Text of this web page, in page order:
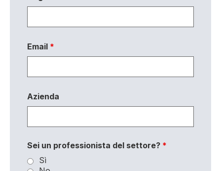
Email *
Azienda
Sei un professionista del settore? *
Sì